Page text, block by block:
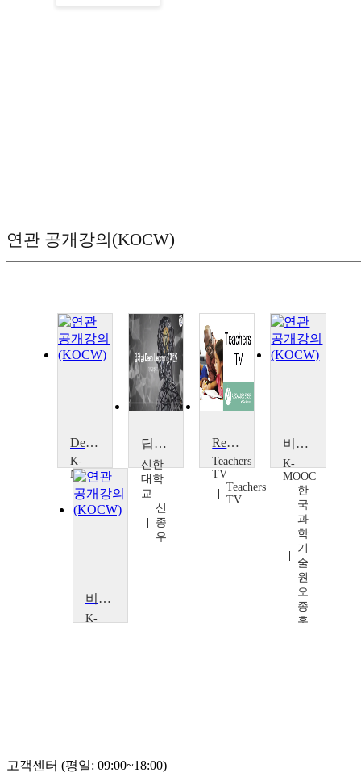
연관 공개강의(KOCW)
Deep Learning with TensorFlow
K-
MOOC
선
문
대
이
성
딥러닝(Deep Learning)이란
신한
대학
교
신
종
우
Resources: Deep Learning with Mini Whiteboards
Teachers
TV
Teachers
TV
비전공자를 위한 AI 딥러닝(Deep Learning)
K-
MOOC
한
국
과
학
기
술
원
오
종
훈
비전공자를 위한 AI 딥러닝(Deep Learning)
K-
종
고객센터 (평일: 09:00~18:00)